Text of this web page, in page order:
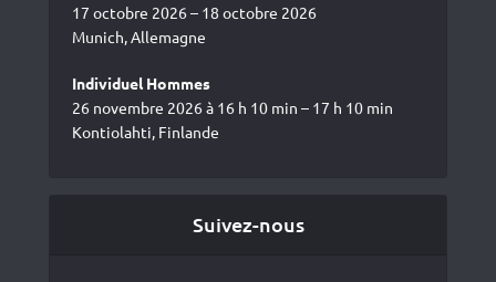
17 octobre 2026 – 18 octobre 2026
Munich, Allemagne
Individuel Hommes
26 novembre 2026 à 16 h 10 min – 17 h 10 min
Kontiolahti, Finlande
Suivez-nous